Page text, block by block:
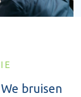
bruisen